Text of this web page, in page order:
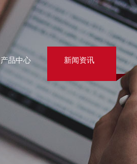
产品中心 新闻资讯